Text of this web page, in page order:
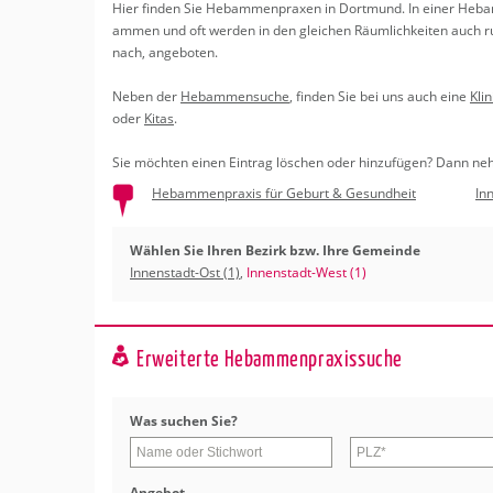
Kitas
Apotheken
Erledigungen
Beratung
Kurse
Regionale Tipps
Hier fin­den Sie Heb­am­men­pra­xen in Dort­mund. In einer
am­men und oft wer­den in den glei­chen Räum­lich­kei­ten auch
nach, an­ge­bo­ten.
Neben der Heb­am­men­su­che, fin­den Sie bei uns auch eine
oder Kitas.
Sie möch­ten einen Ein­trag lö­schen oder hin­zu­fü­gen? Dann
Hebammenpraxis für Geburt & Gesundheit
Wählen Sie Ihren Bezirk bzw. Ihre Gemeinde
Innenstadt-Ost (1), Innenstadt-West (1)
Erweiterte Hebammenpraxissuche
Was su­chen Sie?